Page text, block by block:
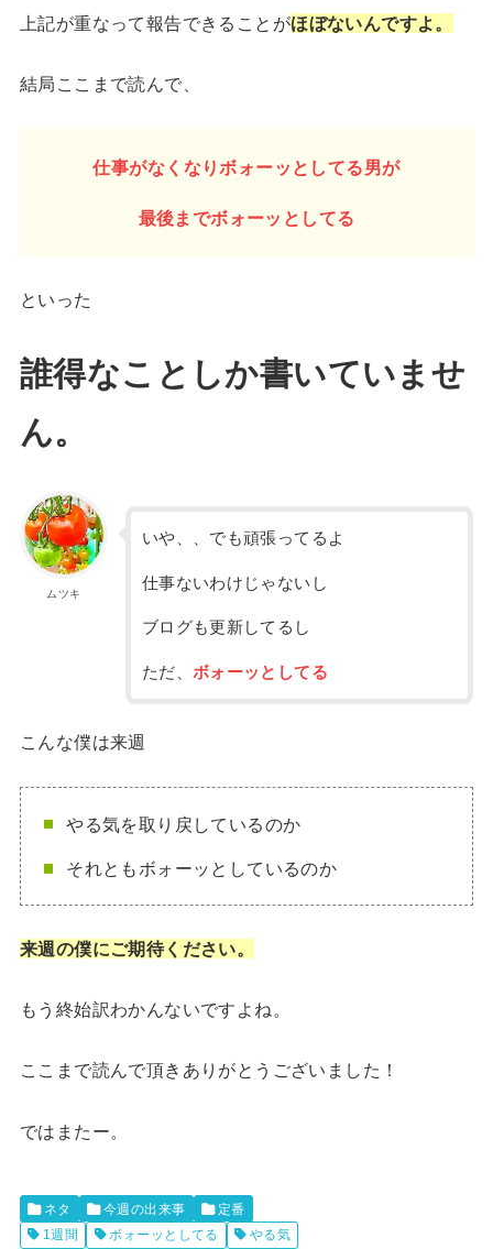
上記が重なって報告できることがほぼないんですよ。
結局ここまで読んで、
仕事がなくなりボォーッとしてる男が
最後までボォーッとしてる
といった
誰得なことしか書いていませ
ん。
ムツキ
いや、、でも頑張ってるよ
仕事ないわけじゃないし
ブログも更新してるし
ただ、 ボォーッとしてる
こんな僕は来週
やる気を取り戻しているのか
それともボォーッとしているのか
来週の僕にご期待ください。
もう終始訳わかんないですよね。
ここまで読んで頂きありがとうございました！
ではまたー。
ネタ 今週の出来事
定番
1週間
ボォーッとしてる やる気